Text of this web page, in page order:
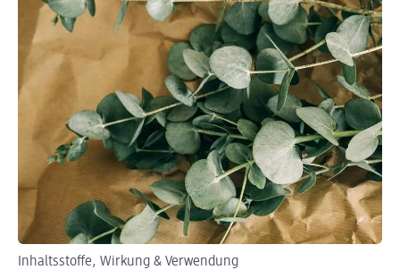
Inhaltsstoffe, Wirkung & Verwendung